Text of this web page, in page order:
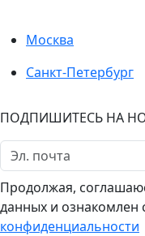
Москва
Санкт-Петербург
ПОДПИШИТЕСЬ НА
Продолжая,
данных и ознакомлен
конфиденциальности